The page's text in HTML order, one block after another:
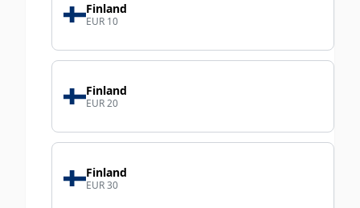
Finland
EUR 10
Finland
EUR 20
Finland
EUR 30